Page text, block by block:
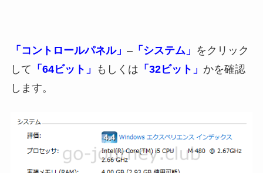
「コントロールパネル」 –「システム」 をクリック
して 「64ビット」 もしくは 「32ビット」 かを確認
します。